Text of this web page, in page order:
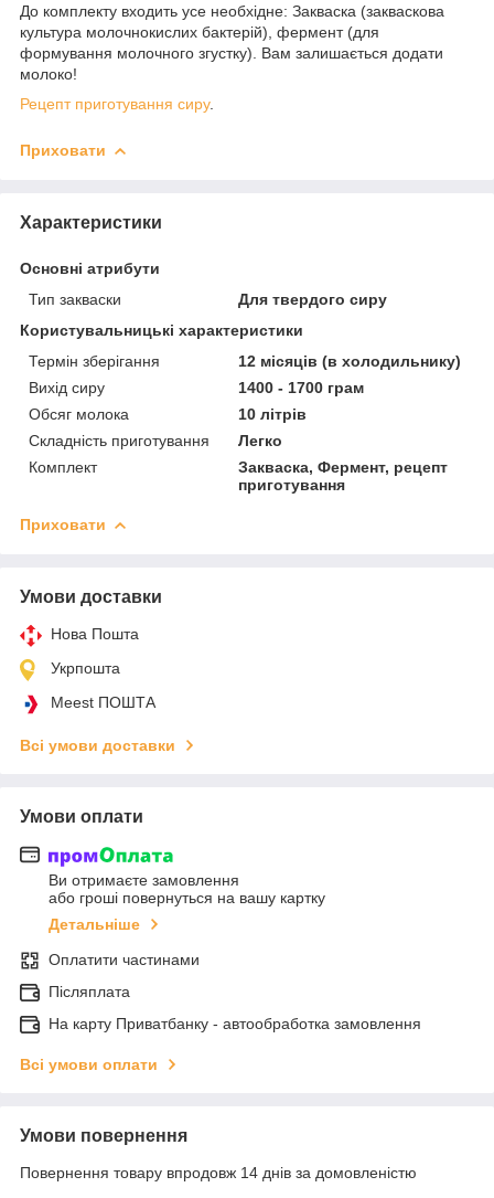
До комплекту входить усе необхідне: Закваска (закваскова
культура молочнокислих бактерій), фермент (для
формування молочного згустку). Вам залишається додати
молоко!
Рецепт приготування сиру.
Приховати
Характеристики
Основні атрибути
Тип закваски
Для твердого сиру
Користувальницькі характеристики
Термін зберігання
12 місяців (в холодильнику)
Вихід сиру
1400 - 1700 грам
Обсяг молока
10 літрів
Складність приготування
Легко
Комплект
Закваска, Фермент, рецепт
приготування
Приховати
Умови доставки
Нова Пошта
Укрпошта
Meest ПОШТА
Всі умови доставки
Умови оплати
Ви отримаєте замовлення
або гроші повернуться на вашу картку
Детальніше
Оплатити частинами
Післяплата
На карту Приватбанку - автообработка замовлення
Всі умови оплати
Умови повернення
Повернення товару впродовж 14 днів за домовленістю